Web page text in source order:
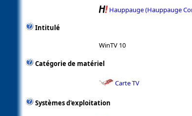
Hauppauge (Hauppauge
Intitulé
WinTV 10
Catégorie de matériel
Carte TV
Systèmes d'exploitation